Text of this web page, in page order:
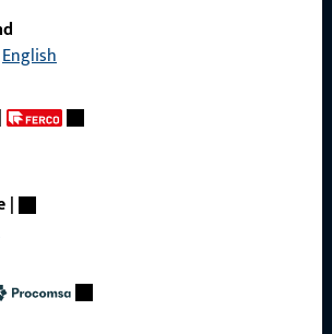
English
|
|
Schnelleinstieg
Produkte
Produktkatalog